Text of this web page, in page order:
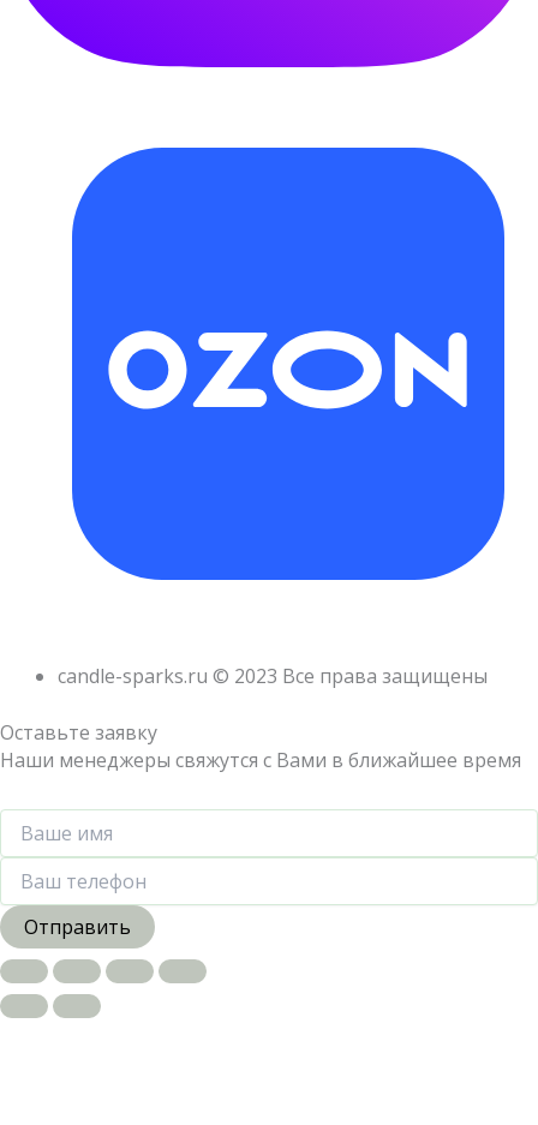
candle-sparks.ru © 2023 Все права защищены
Оставьте заявку
Наши менеджеры свяжутся с Вами в ближайшее время
Отправить